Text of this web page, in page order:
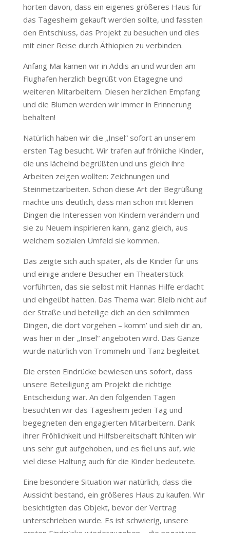
hörten davon, dass ein eigenes größeres Haus für
das Tagesheim gekauft werden sollte, und fassten
den Entschluss, das Projekt zu besuchen und dies
mit einer Reise durch Äthiopien zu verbinden.
Anfang Mai kamen wir in Addis an und wurden am
Flughafen herzlich begrüßt von Etagegne und
weiteren Mitarbeitern. Diesen herzlichen Empfang
und die Blumen werden wir immer in Erinnerung
behalten!
Natürlich haben wir die „Insel“ sofort an unserem
ersten Tag besucht. Wir trafen auf fröhliche Kinder,
die uns lächelnd begrüßten und uns gleich ihre
Arbeiten zeigen wollten: Zeichnungen und
Steinmetzarbeiten. Schon diese Art der Begrüßung
machte uns deutlich, dass man schon mit kleinen
Dingen die Interessen von Kindern verändern und
sie zu Neuem inspirieren kann, ganz gleich, aus
welchem sozialen Umfeld sie kommen.
Das zeigte sich auch später, als die Kinder für uns
und einige andere Besucher ein Theaterstück
vorführten, das sie selbst mit Hannas Hilfe erdacht
und eingeübt hatten. Das Thema war: Bleib nicht auf
der Straße und beteilige dich an den schlimmen
Dingen, die dort vorgehen – komm’ und sieh dir an,
was hier in der „Insel“ angeboten wird. Das Ganze
wurde natürlich von Trommeln und Tanz begleitet.
Die ersten Eindrücke bewiesen uns sofort, dass
unsere Beteiligung am Projekt die richtige
Entscheidung war. An den folgenden Tagen
besuchten wir das Tagesheim jeden Tag und
begegneten den engagierten Mitarbeitern. Dank
ihrer Fröhlichkeit und Hilfsbereitschaft fühlten wir
uns sehr gut aufgehoben, und es fiel uns auf, wie
viel diese Haltung auch für die Kinder bedeutete.
Eine besondere Situation war natürlich, dass die
Aussicht bestand, ein größeres Haus zu kaufen. Wir
besichtigten das Objekt, bevor der Vertrag
unterschrieben wurde. Es ist schwierig, unsere